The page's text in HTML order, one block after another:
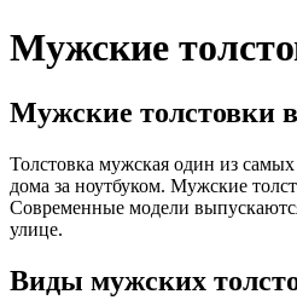
Мужские
Мужские толстовки
Толстовка мужская один из
дома за ноутбуком. Мужские
Современные модели
улице.
Виды мужских